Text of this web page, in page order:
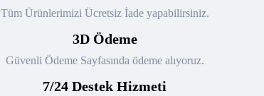
Tüm Ürünlerimizi Ücretsiz İade yapabilirsiniz.
3D Ödeme
Güvenli Ödeme Sayfasında ödeme alıyoruz.
7/24 Destek Hizmeti